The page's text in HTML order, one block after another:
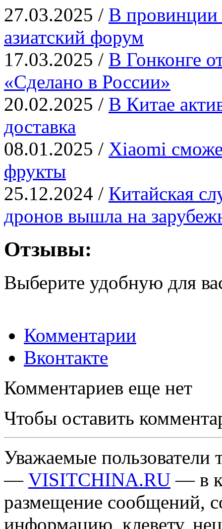
27.03.2025 / В провинции
азиатский форум
17.03.2025 / В Гонконге
«Сделано в России»
20.02.2025 / В Китае
доставка
08.01.2025 / Xiaomi
фрукты
25.12.2024 / Китайская
дронов вышла на
Отзывы:
Выберите удобную для
Комментарии
Вконтакте
Комментариев еще нет
Чтобы оставить
Уважаемые пользователи
— VISITCHINA.RU — в
размещение сообщений,
информацию, клевету,